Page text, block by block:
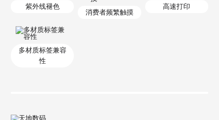
紫外线褪色
消费者频繁触摸
高速打印
多材质标签兼容
性